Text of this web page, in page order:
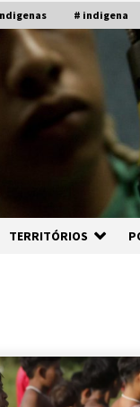
# indigena
TERRITÓRIOS